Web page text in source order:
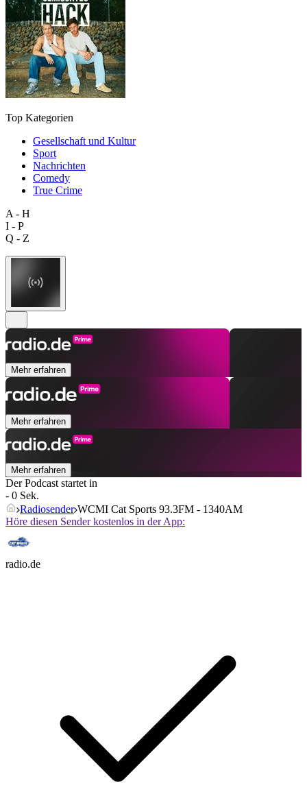
Top Kategorien
Gesellschaft und Kultur
Sport
Nachrichten
Comedy
True Crime
A - H
I - P
Q - Z
Mehr erfahren
Mehr erfahren
Mehr erfahren
Der Podcast startet in
- 0 Sek.
Radiosender WCMI Cat Sports 93.3FM - 1340AM
Höre diesen Sender kostenlos in der App:
radio.de